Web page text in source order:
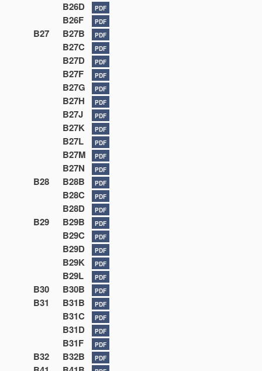
B26D PDF
B26F PDF
B27 B27B PDF
B27C PDF
B27D PDF
B27F PDF
B27G PDF
B27H PDF
B27J PDF
B27K PDF
B27L PDF
B27M PDF
B27N PDF
B28 B28B PDF
B28C PDF
B28D PDF
B29 B29B PDF
B29C PDF
B29D PDF
B29K PDF
B29L PDF
B30 B30B PDF
B31 B31B PDF
B31C PDF
B31D PDF
B31F PDF
B32 B32B PDF